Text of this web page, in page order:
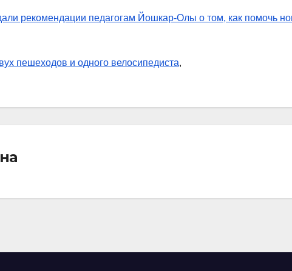
рекомендации педагогам Йошкар-Олы о том, как помочь
пешеходов и одного велосипедиста,